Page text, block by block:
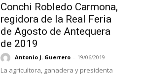
Conchi Robledo Carmona,
regidora de la Real Feria
de Agosto de Antequera
de 2019
Antonio J. Guerrero - 19/06/2019
La agricultora, ganadera y presidenta